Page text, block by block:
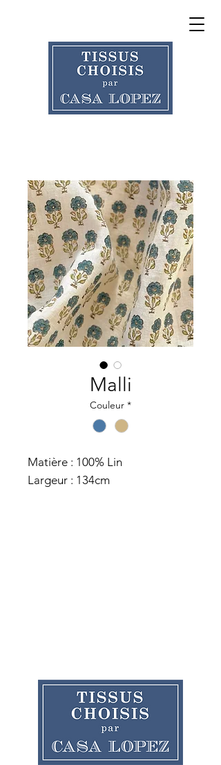
Malli
Couleur *
Matière : 100% Lin
Largeur : 134cm